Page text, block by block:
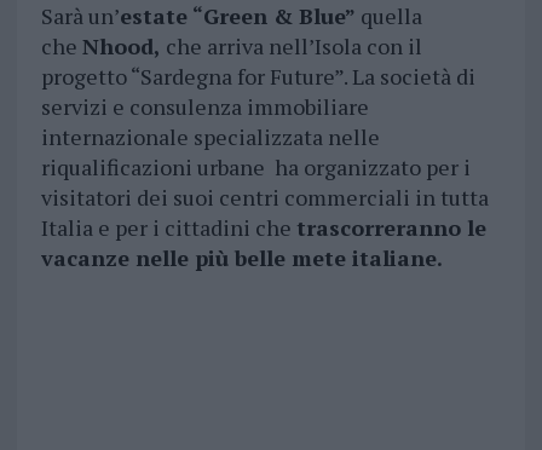
Sarà un’estate “Green & Blue” quella
che Nhood, che arriva nell’Isola con il
progetto “Sardegna for Future”. La società di
servizi e consulenza immobiliare
internazionale specializzata nelle
riqualificazioni urbane ha organizzato per i
visitatori dei suoi centri commerciali in tutta
Italia e per i cittadini che trascorreranno le
vacanze nelle più belle mete italiane.